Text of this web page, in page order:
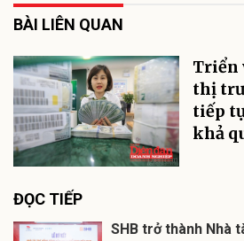
BÀI LIÊN QUAN
Triển
thị
tiếp
khả
ĐỌC TIẾP
SHB trở thành Nhà